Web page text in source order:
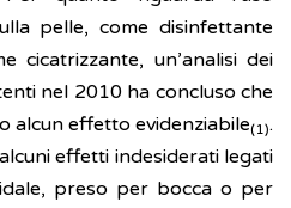
pelle, come disinfettante
cicatrizzante, un’analisi dei
nel 2010 ha concluso che
alcun effetto evidenziabile(1).
effetti indesiderati legati
preso per bocca o per